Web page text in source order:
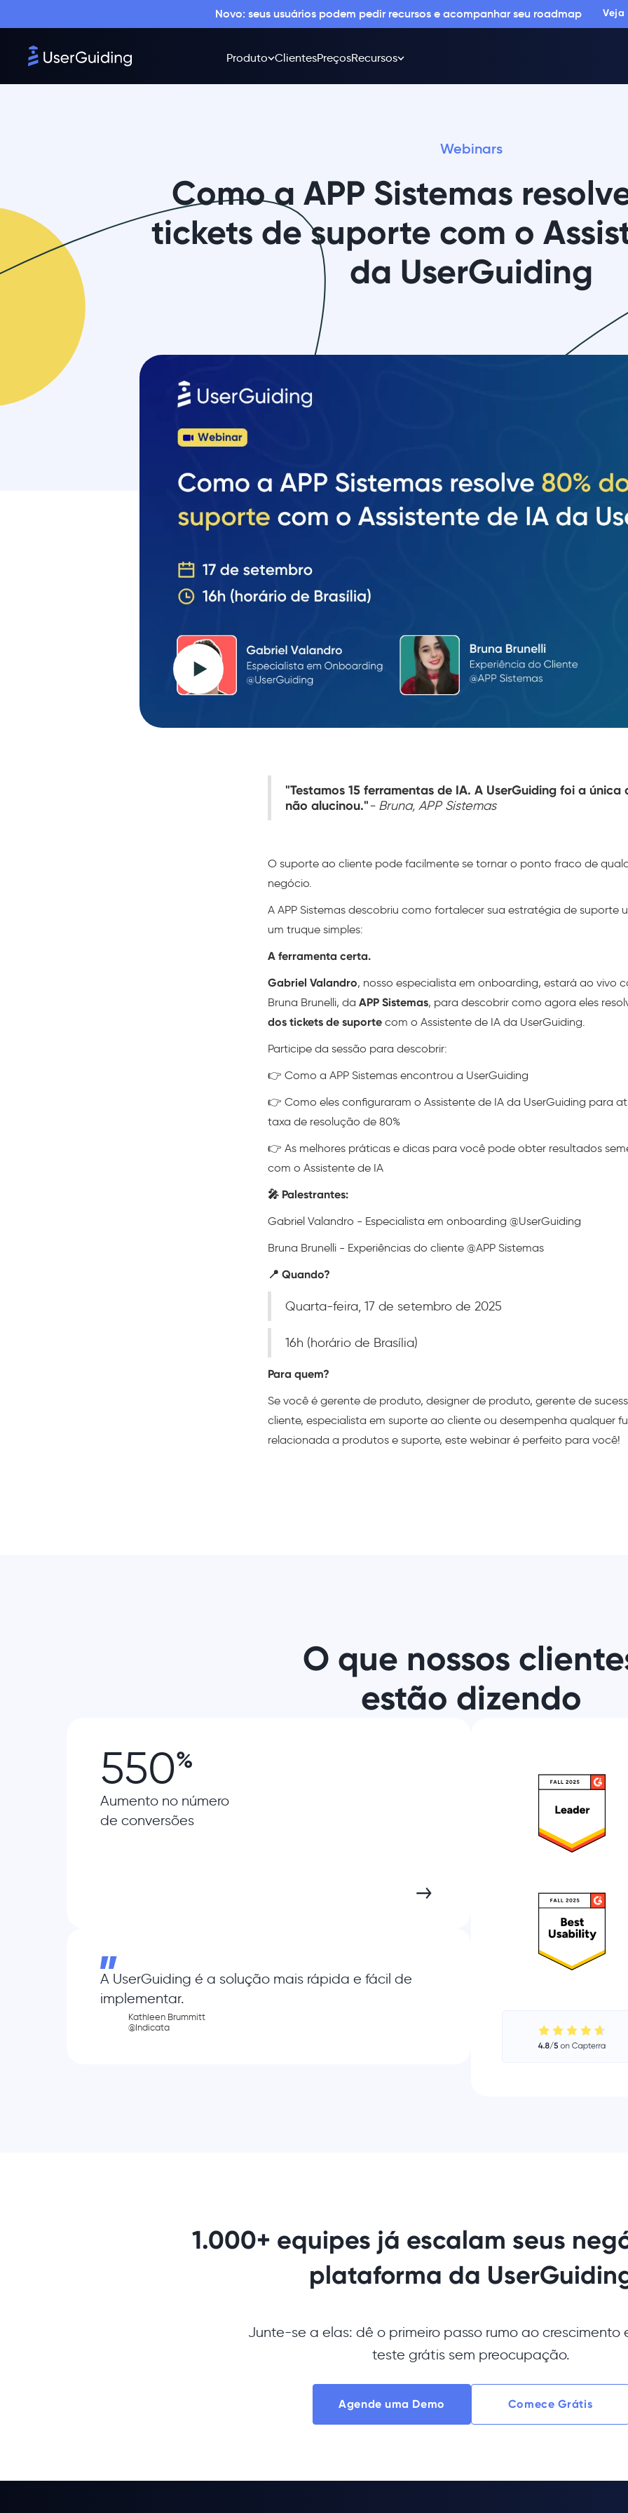
Novo: seus usuários podem pedir recursos e acompanhar seu roadmap Veja
Produto ClientesPreçosRecursos
Webinars
Como a APP Sistemas
tickets de suporte com o
da UserGuiding
"Testamos 15 ferramentas de IA. A UserGuiding foi a única
não alucinou."- Bruna, APP Sistemas
O suporte ao cliente pode facilmente se tornar o ponto fraco de
negócio.
A APP Sistemas descobriu como fortalecer sua estratégia de suporte
um truque simples:
A ferramenta certa.
Gabriel Valandro, nosso especialista em onboarding, estará ao vivo
Bruna Brunelli, da APP Sistemas, para descobrir como agora eles
dos tickets de suporte com o Assistente de IA da UserGuiding.
Participe da sessão para descobrir:
👉 Como a APP Sistemas encontrou a UserGuiding
👉 Como eles configuraram o Assistente de IA da UserGuiding para
taxa de resolução de 80%
👉 As melhores práticas e dicas para você pode obter resultados
com o Assistente de IA
🎤 Palestrantes:
Gabriel Valandro - Especialista em onboarding @UserGuiding
Bruna Brunelli - Experiências do cliente @APP Sistemas
📍 Quando?
Quarta-feira, 17 de setembro de 2025
16h (horário de Brasília)
Para quem?
Se você é gerente de produto, designer de produto, gerente de
cliente, especialista em suporte ao cliente ou desempenha qualquer
relacionada a produtos e suporte, este webinar é perfeito para você!
O que nossos
estão dizendo
550%
Aumento no número
de conversões
A UserGuiding é a solução mais rápida e fácil de
implementar.
Kathleen Brummitt
@Indicata
1.000+ equipes já escalam seus
plataforma da
Junte-se a elas: dê o primeiro passo rumo ao crescimento
teste grátis sem preocupação.
Agende uma Demo Comece Grátis